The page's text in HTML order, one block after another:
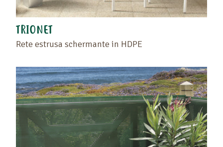
TRIONET
Rete estrusa schermante in HDPE